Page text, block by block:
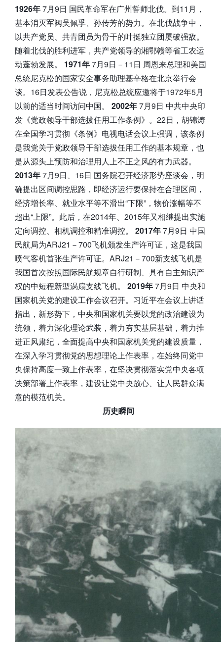
1926年7月9日 国民革命军在广州誓师北伐。到11月，
基本消灭军阀吴佩孚、孙传芳的势力。在北伐战争中，
以共产党员、共青团员为骨干的叶挺独立团屡破强敌。
随着北伐的胜利进军，共产党领导的湘鄂赣等省工农运
动蓬勃发展。 1971年7月9日－11日 周恩来总理和美国
总统尼克松的国家安全事务助理基辛格在北京举行会
谈。16日发表公告说，尼克松总统应邀将于1972年5月
以前的适当时间访问中国。 2002年7月9日 中共中央印
发《党政领导干部选拔任用工作条例》。22日，胡锦涛
在全国学习贯彻《条例》电视电话会议上强调，该条例
是我党关于党政领导干部选拔任用工作的基本规章，也
是从源头上预防和治理用人上不正之风的有力武器。
2013年7月9日、16日 国务院召开经济形势座谈会，明
确提出区间调控思路，即经济运行要保持在合理区间，
经济增长率、就业水平等不滑出“下限”，物价涨幅等不
超出“上限”。此后，在2014年、2015年又相继提出实施
定向调控、相机调控和精准调控。 2017年7月9日 中国
民航局为ARJ21－700飞机颁发生产许可证，这是我国
喷气客机首张生产许可证。ARJ21－700新支线飞机是
我国首次按照国际民航规章自行研制、具有自主知识产
权的中短程新型涡扇支线飞机。 2019年7月9日 中央和
国家机关党的建设工作会议召开。习近平在会议上讲话
指出，新形势下，中央和国家机关要以党的政治建设为
统领，着力深化理论武装，着力夯实基层基础，着力推
进正风肃纪，全面提高中央和国家机关党的建设质量，
在深入学习贯彻党的思想理论上作表率，在始终同党中
央保持高度一致上作表率，在坚决贯彻落实党中央各项
决策部署上作表率，建设让党中央放心、让人民群众满
意的模范机关。
历史瞬间